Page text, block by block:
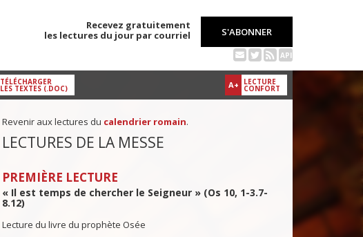
Recevez gratuitement
les lectures du jour par courriel
S'ABONNER
API
A+ LECTURE
CONFORT
TÉLÉCHARGER
LES TEXTES (.DOC)
Revenir aux lectures du calendrier romain.
LECTURES DE LA MESSE
PREMIÈRE LECTURE
« Il est temps de chercher le Seigneur » (Os 10, 1-3.7-
8.12)
Lecture du livre du prophète Osée